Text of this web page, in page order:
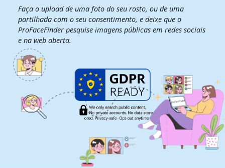
Faça o upload de uma foto do seu rosto, ou de uma
partilhada com o seu consentimento, e deixe que o
ProFaceFinder pesquise imagens públicas em redes sociais
e na web aberta.